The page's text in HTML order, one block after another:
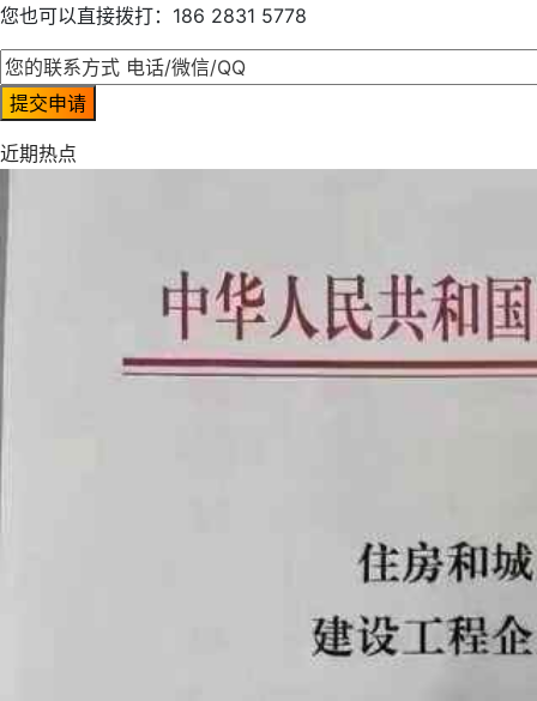
您也可以直接拨打：186 2831 5778
近期热点